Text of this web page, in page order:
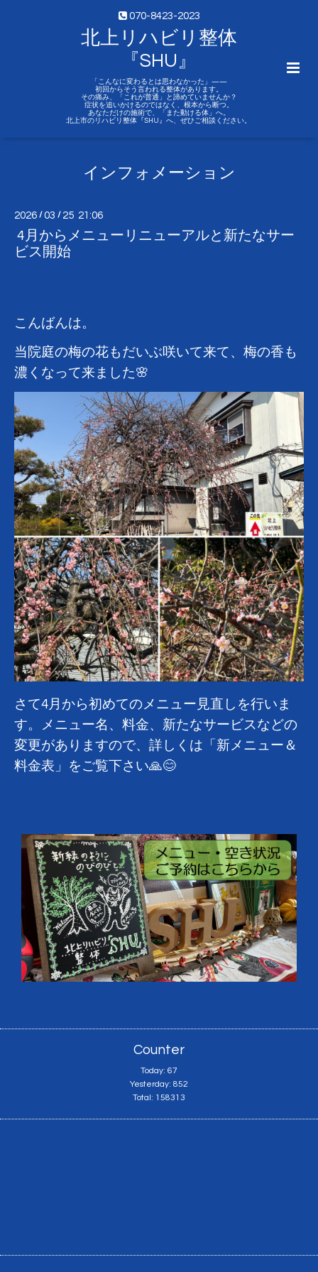
070-8423-2023
北上リハビリ整体
『SHU』
「こんなに変わるとは思わなかった」——
初回からそう言われる整体があります。
その痛み、「これが普通」と諦めていませんか？
症状を追いかけるのではなく、根本から断つ。
あなただけの施術で、「また動ける体」へ。
北上市のリハビリ整体『SHU』へ、ぜひご相談ください。
インフォメーション
2026 /03 / 25 21:06
4月からメニューリニューアルと新たなサー
ビス開始
こんばんは。
当院庭の梅の花もだいぶ咲いて来て、梅の香も
濃くなって来ました🌸
さて4月から初めてのメニュー見直しを行いま
す。メニュー名、料金、新たなサービスなどの
変更がありますので、詳しくは「 新メニュー＆
料金表 」をご覧下さい🙏😊
Counter
Today: 67
Yesterday: 852
Total: 158313